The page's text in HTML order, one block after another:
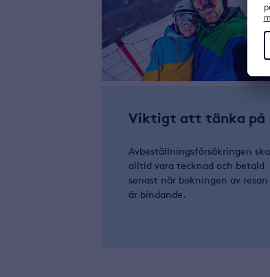
Viktigt att tänka på
Avbeställningsförsäkringen ska
alltid vara tecknad och betald
senast när bokningen av resan
är bindande.